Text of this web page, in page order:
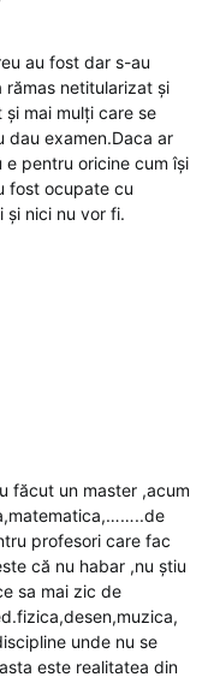
au fost dar s-au
netitularizat și
mai mulți care se
dau examen.Daca ar
pentru oricine cum își
fost ocupate cu
și nici nu vor fi.
făcut un master ,acum
profesori care fac
că nu habar ,nu știu
sa mai zic de
unde nu se
este realitatea din